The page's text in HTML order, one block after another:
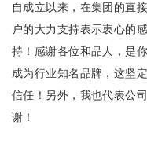
自成立以来，在集团的直
户的大力支持表示衷心的
持！感谢各位和品人，是
成为行业知名品牌，这坚
信任！另外，我也代表公
谢！